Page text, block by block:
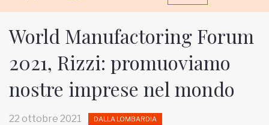
HOME
World Manufactoring Forum
2021, Rizzi: promuoviamo
nostre imprese nel mondo
22 ottobre 2021 DALLA LOMBARDIA